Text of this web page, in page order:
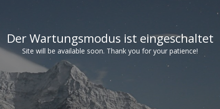
Der Wartungsmodus ist eingeschaltet
Site will be available soon. Thank you for your patience!